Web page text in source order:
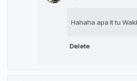
Hahaha apa It tu
Delete